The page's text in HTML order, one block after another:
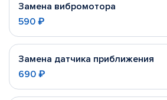
Замена вибромотора
590 ₽
Замена датчика приближения
690 ₽